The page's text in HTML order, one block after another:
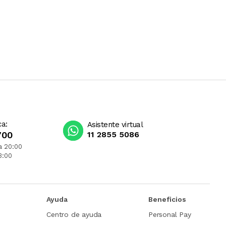
20:00
Asistente virtual
11 2855 5086
Ayuda
Centro de ayuda
Beneficios
Personal Pay